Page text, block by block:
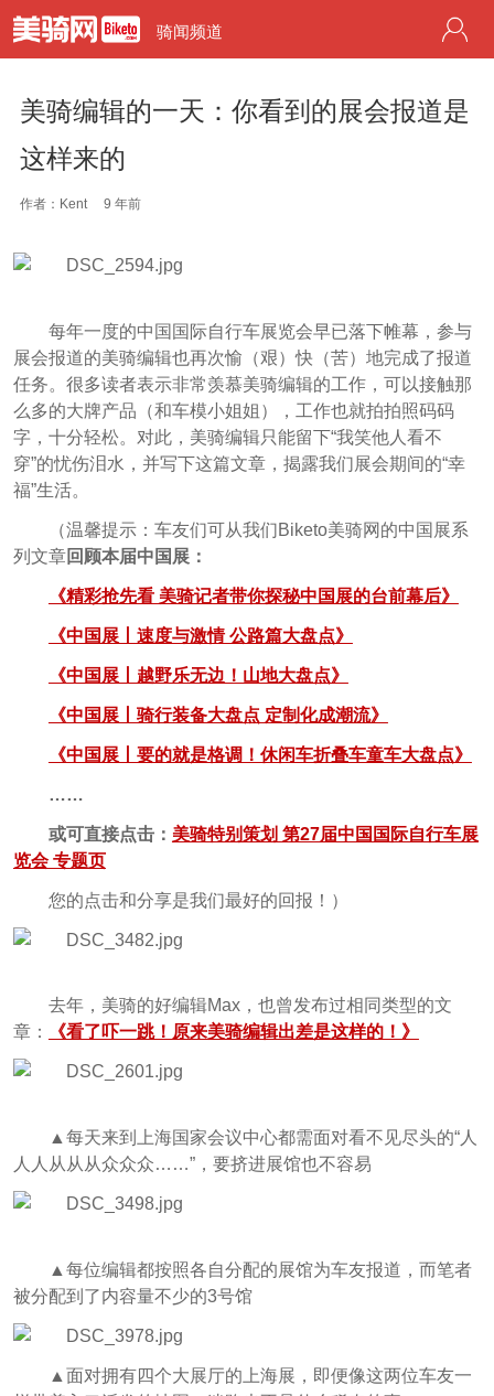
骑闻频道
美骑编辑的一天：你看到的展会报道是
这样来的
作者：Kent 9 年前
每年一度的中国国际自行车展览会早已落下帷幕，参与
展会报道的美骑编辑也再次愉（艰）快（苦）地完成了报道
任务。很多读者表示非常羡慕美骑编辑的工作，可以接触那
么多的大牌产品（和车模小姐姐），工作也就拍拍照码码
字，十分轻松。对此，美骑编辑只能留下“我笑他人看不
穿”的忧伤泪水，并写下这篇文章，揭露我们展会期间的“幸
福”生活。
（温馨提示：车友们可从我们Biketo美骑网的中国展系
列文章回顾本届中国展：
《精彩抢先看 美骑记者带你探秘中国展的台前幕后》
《中国展丨速度与激情 公路篇大盘点》
《中国展丨越野乐无边！山地大盘点》
《中国展丨骑行装备大盘点 定制化成潮流》
《中国展丨要的就是格调！休闲车折叠车童车大盘点》
……
或可直接点击： 美骑特别策划 第27届中国国际自行车展
览会 专题页
您的点击和分享是我们最好的回报！）
去年，美骑的好编辑Max，也曾发布过相同类型的文
章：
《看了吓一跳！原来美骑编辑出差是这样的！》
▲每天来到上海国家会议中心都需面对看不见尽头的“人
人人从 从 从众众众……”，要挤进展馆也不容易
▲每位编辑都按照各自分配的展馆为车友报道，而笔者
被分配到了内容量不少的3号馆
▲面对拥有四个大展厅的上海展，即便像这两位车友一